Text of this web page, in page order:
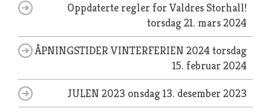
Oppdaterte regler for Valdres Storhall!
torsdag 21. mars 2024
ÅPNINGSTIDER VINTERFERIEN 2024 torsdag
15. februar 2024
JULEN 2023 onsdag 13. desember 2023